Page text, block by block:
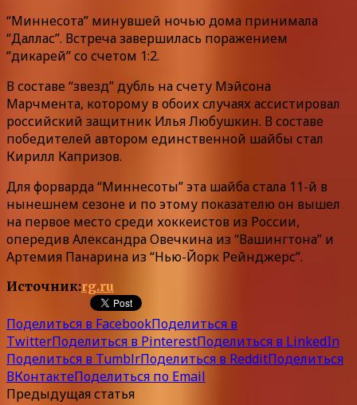
“Миннесота” минувшей ночью дома принимала
“Даллас”. Встреча завершилась поражением
“дикарей” со счетом 1:2.
В составе “звезд” дубль на счету Мэйсона
Марчмента, которому в обоих случаях ассистировал
российский защитник Илья Любушкин. В составе
победителей автором единственной шайбы стал
Кирилл Капризов.
Для форварда “Миннесоты” эта шайба стала 11-й в
нынешнем сезоне и по этому показателю он вышел
на первое место среди хоккеистов из России,
опередив Александра Овечкина из “Вашингтона” и
Артемия Панарина из “Нью-Йорк Рейнджерс”.
Источник:rg.ru
Поделиться в FacebookПоделиться в
TwitterПоделиться в PinterestПоделиться в LinkedIn
Поделиться в TumblrПоделиться в RedditПоделиться
ВКонтактеПоделиться по Email
Предыдущая статья